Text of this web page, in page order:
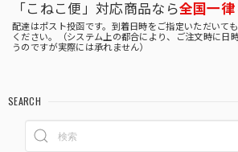
「こねこ便」対応商品なら全国一律
配達はポスト投函です。到着日時をご指定いただいて
ください。（システム上の都合により、ご注文時に日
うのですが実際には承れません）
SEARCH